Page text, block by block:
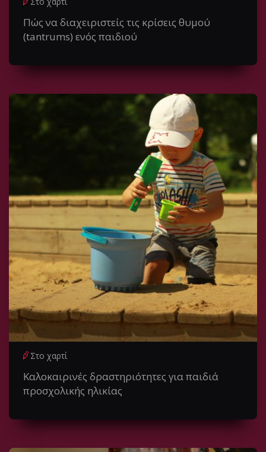
Πώς να διαχειριστείς τις κρίσεις θυμού
(tantrums) ενός παιδιού
Στο χαρτί
Kαλοκαιρινές δραστηριότητες για παιδιά
προσχολικής ηλικίας